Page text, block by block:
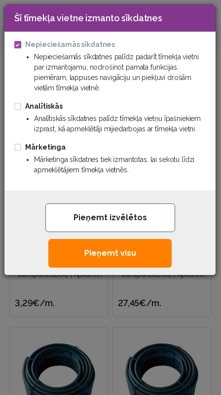
Šļūtenes un uzmavas
Naftas produktu šļūtenes
Filtrs
Benzīnu izturīga
šļūtene ø 10/17 mm
Piemērojams —
transportlīdzekļi | Apkures
un a..
3,29€/m.
Benzīnu izturīga
šļūtene ø 100/112 mm
Piemērojams —
transportlīdzekļi | Apkures
un a..
27,45€/m.
Šī tīmekļa vietne izmanto sīkdatnes
Nepieciešamās sīkdatnes
Nepieciešamās sīkdatnes palīdz padarīt tīmekļa vietni
par izmantojamu, nodrošinot pamata funkcijas,
piemēram, lappuses navigāciju un piekļuvi drošām
vietām tīmekļa vietnē.
Analītiskās
Analītiskās sīkdatnes palīdz tīmekļa vietņu īpašniekiem
izprast, kā apmeklētāji mijiedarbojas ar tīmekļa vietni.
Mārketinga
Mārketinga sīkdatnes tiek izmantotas, lai sekotu līdzi
apmeklētājiem tīmekļa vietnēs.
Pieņemt izvēlētos
Pieņemt visu